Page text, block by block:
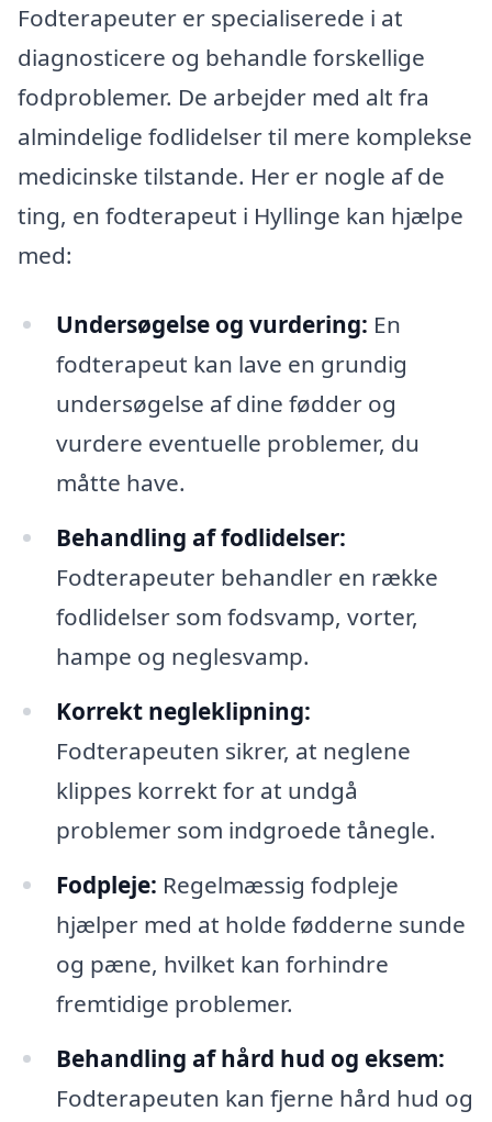
Fodterapeuter er specialiserede i at
diagnosticere og behandle forskellige
fodproblemer. De arbejder med alt fra
almindelige fodlidelser til mere komplekse
medicinske tilstande. Her er nogle af de
ting, en fodterapeut i Hyllinge kan hjælpe
med:
Undersøgelse og vurdering: En
fodterapeut kan lave en grundig
undersøgelse af dine fødder og
vurdere eventuelle problemer, du
måtte have.
Behandling af fodlidelser:
Fodterapeuter behandler en række
fodlidelser som fodsvamp, vorter,
hampe og neglesvamp.
Korrekt negleklipning:
Fodterapeuten sikrer, at neglene
klippes korrekt for at undgå
problemer som indgroede tånegle.
Fodpleje: Regelmæssig fodpleje
hjælper med at holde fødderne sunde
og pæne, hvilket kan forhindre
fremtidige problemer.
Behandling af hård hud og eksem:
Fodterapeuten kan fjerne hård hud og